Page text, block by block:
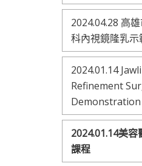
2024.04.28 高
科內視鏡隆乳
2024.01.14
Refinement
Demonstration
2024.01.14美
課程